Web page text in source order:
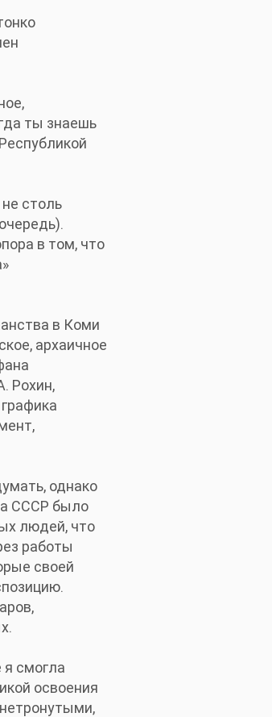
ты знаешь
столь
в том, что
в Коми
архаичное
Рохин,
однако
СССР было
людей, что
работы
своей
смогла
освоения